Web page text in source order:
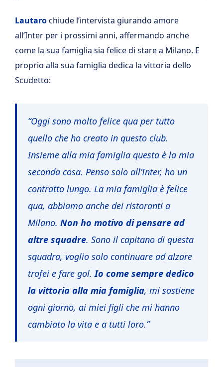
Lautarochiude l’intervista giurando amore
all’Inter per i prossimi anni, affermando anche
come la sua famiglia sia felice di stare a Milano. E
proprio alla sua famiglia dedica la vittoria dello
Scudetto:
“Oggi sono molto felice qua per tutto
quello che ho creato in questo club.
Insieme alla mia famiglia questa è la mia
seconda cosa. Penso solo all’Inter, ho un
contratto lungo. La mia famiglia è felice
qua, abbiamo anche dei ristoranti a
Milano. Non ho motivo di pensare ad
altre squadre. Sono il capitano di questa
squadra, voglio solo continuare ad alzare
trofei e fare gol.Io come sempre dedico
la vittoria alla mia famiglia, mi sostiene
ogni giorno, ai miei figli che mi hanno
cambiato la vita e a tutti loro.”